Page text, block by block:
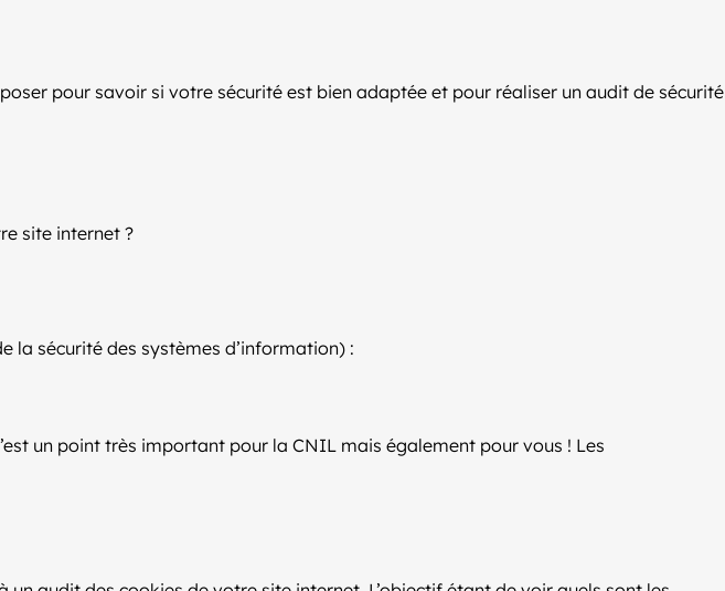
pour savoir si votre sécurité est bien adaptée et pour réaliser un audit de sécurité
site internet ?
la sécurité des systèmes d’information) :
un point très important pour la CNIL mais également pour vous ! Les